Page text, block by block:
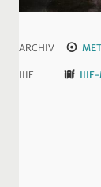
ARCHIV
IIIF